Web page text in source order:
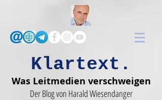
Klartext.
Was Leitmedien verschweigen
Der Blog von Harald Wiesendanger